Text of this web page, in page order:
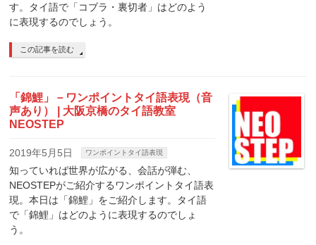
す。タイ語で「コブラ・裏切者」はどのよう
に表現するのでしょう。
この記事を読む
「錦鯉」－ワンポイントタイ語表現（音
声あり） | 大阪京橋のタイ語教室
NEOSTEP
2019年5月5日 ワンポイントタイ語表現
知っていれば世界が広がる、会話が弾む、
NEOSTEPがご紹介するワンポイントタイ語表
現。本日は「錦鯉」をご紹介します。タイ語
で「錦鯉」はどのように表現するのでしょ
う。